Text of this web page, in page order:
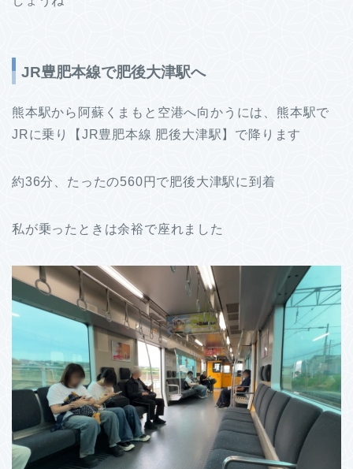
JR豊肥本線で肥後大津駅へ
熊本駅から阿蘇くまもと空港へ向かうには、熊本駅で
JRに乗り【JR豊肥本線 肥後大津駅】で降ります
約36分、たったの560円で肥後大津駅に到着
私が乗ったときは余裕で座れました